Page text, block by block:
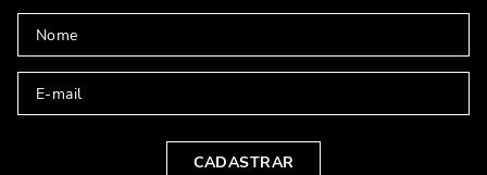
CADASTRAR